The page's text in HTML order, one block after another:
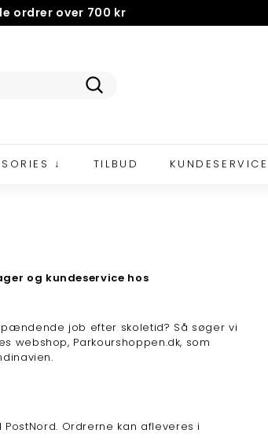
ordrer over 700 kr
↓ TILBUD KUNDESERVICE
og kundeservice hos
job efter skoletid? Så søger vi
Parkourshoppen.dk, som
Ordrerne kan afleveres i